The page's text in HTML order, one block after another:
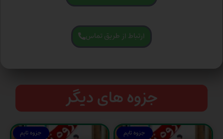
ارتباط از طریق تماس
جزوه های دیگر
جزوه تایم جزوه تایم